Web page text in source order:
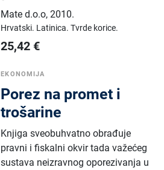
Mate d.o.o,2010.
Hrvatski. Latinica.Tvrde korice.
25,42 €
EKONOMIJA
Porez na promet i
trošarine
Knjiga sveobuhvatno obrađuje
pravni i fiskalni okvir tada važećeg
sustava neizravnog oporezivanja u